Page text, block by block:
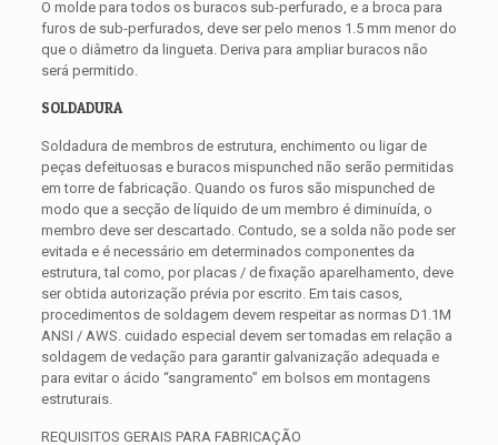
O molde para todos os buracos sub-perfurado, e a broca para
furos de sub-perfurados, deve ser pelo menos 1.5 mm menor do
que o diâmetro da lingueta. Deriva para ampliar buracos não
será permitido.
SOLDADURA
Soldadura de membros de estrutura, enchimento ou ligar de
peças defeituosas e buracos mispunched não serão permitidas
em torre de fabricação. Quando os furos são mispunched de
modo que a secção de líquido de um membro é diminuída, o
membro deve ser descartado. Contudo, se a solda não pode ser
evitada e é necessário em determinados componentes da
estrutura, tal como, por placas / de fixação aparelhamento, deve
ser obtida autorização prévia por escrito. Em tais casos,
procedimentos de soldagem devem respeitar as normas D1.1M
ANSI / AWS. cuidado especial devem ser tomadas em relação a
soldagem de vedação para garantir galvanização adequada e
para evitar o ácido “sangramento” em bolsos em montagens
estruturais.
REQUISITOS GERAIS PARA FABRICAÇÃO